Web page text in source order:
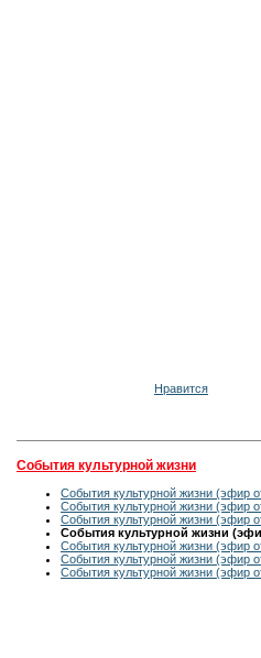
Нравится
События культурной жизни
События культурной жизни (эфир
События культурной жизни (эфир
События культурной жизни (эфир
События культурной жизни
События культурной жизни (эфир
События культурной жизни (эфир
События культурной жизни (эфир